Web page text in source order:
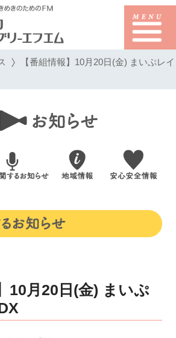
【番組情報】10月20日(金) まいぷレイ
10月20日(金) まいぷ